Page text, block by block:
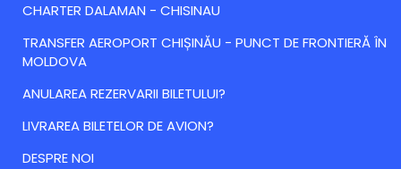
CHARTER DALAMAN - CHISINAU
TRANSFER AEROPORT CHIȘINĂU - PUNCT DE FRONTIERĂ ÎN
MOLDOVA
ANULAREA REZERVARII BILETULUI?
LIVRAREA BILETELOR DE AVION?
DESPRE NOI